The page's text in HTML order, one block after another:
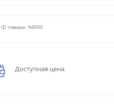
товара: 94505
Доступная цена